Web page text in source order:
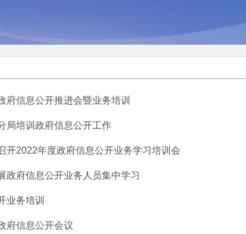
府信息公开推进会暨业务培训
局培训政府信息公开工作
开2022年度政府信息公开业务学习培训会
政府信息公开业务人员集中学习
业务培训
府信息公开会议